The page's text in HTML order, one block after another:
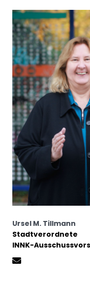
Ursel M. Tillmann
Stadtverordnete
INNK-